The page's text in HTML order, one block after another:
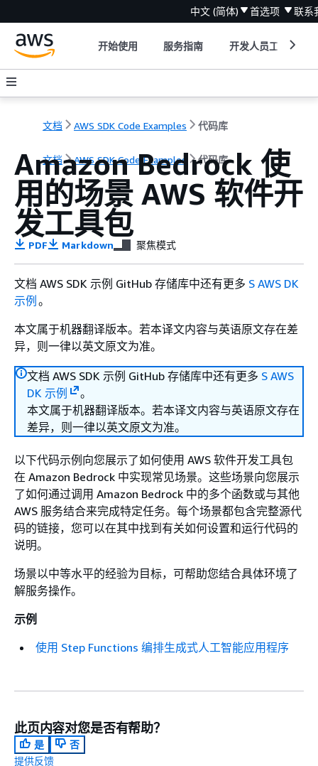
中文 (简体) 首选项 联系
开始使用 服务指南 开发人员工具
文档 AWS SDK Code Examples 代码库
文档 AWS SDK Code Examples 代码库
Amazon Bedrock 使
用的场景 AWS 软件开
发工具包
PDF Markdown 聚焦模式
文档 AWS SDK 示例 GitHub 存储库中还有更多 S AWS DK
示例 。
本文属于机器翻译版本。若本译文内容与英语原文存在差
异，则一律以英文原文为准。
文档 AWS SDK 示例 GitHub 存储库中还有更多 S AWS
DK 示例
。
本文属于机器翻译版本。若本译文内容与英语原文存在
差异，则一律以英文原文为准。
以下代码示例向您展示了如何使用 AWS 软件开发工具包
在 Amazon Bedrock 中实现常见场景。这些场景向您展示
了如何通过调用 Amazon Bedrock 中的多个函数或与其他
AWS 服务结合来完成特定任务。每个场景都包含完整源代
码的链接，您可以在其中找到有关如何设置和运行代码的
说明。
场景以中等水平的经验为目标，可帮助您结合具体环境了
解服务操作。
示例
使用 Step Functions 编排生成式人工智能应用程序
此页内容对您是否有帮助？
是
否
提供反馈